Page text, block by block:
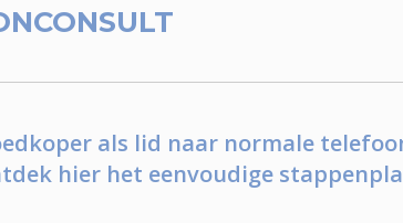
als lid naar normale
hier het eenvoudige